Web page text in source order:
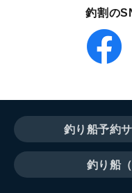
釣割の
釣り船予約
釣り船